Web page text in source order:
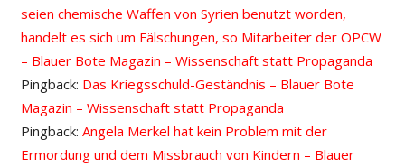
seien chemische Waffen von Syrien benutzt worden,
handelt es sich um Fälschungen, so Mitarbeiter der OPCW
– Blauer Bote Magazin – Wissenschaft statt Propaganda
Pingback: Das Kriegsschuld-Geständnis – Blauer Bote
Magazin – Wissenschaft statt Propaganda
Pingback: Angela Merkel hat kein Problem mit der
Ermordung und dem Missbrauch von Kindern – Blauer